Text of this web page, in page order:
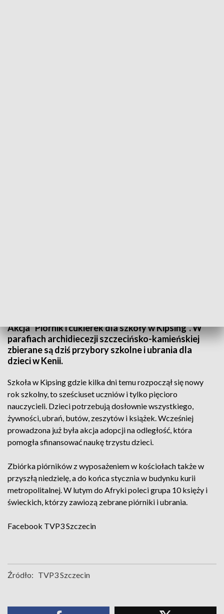
Akcja "Piórnik i cukierek dla szkoły w Kipsing". W
parafiach archidiecezji szczecińsko-kamieńskiej
zbierane są dziś przybory szkolne i ubrania dla
dzieci w Kenii.
Szkoła w Kipsing gdzie kilka dni temu rozpoczął się nowy
rok szkolny, to sześciuset uczniów i tylko pięcioro
nauczycieli. Dzieci potrzebują dosłownie wszystkiego,
żywności, ubrań, butów, zeszytów i książek. Wcześniej
prowadzona już była akcja adopcji na odległość, która
pomogła sfinansować naukę trzystu dzieci.
Zbiórka piórników z wyposażeniem w kościołach także w
przyszłą niedzielę, a do końca stycznia w budynku kurii
metropolitalnej. W lutym do Afryki poleci grupa 10 księży i
świeckich, którzy zawiozą zebrane piórniki i ubrania.
Facebook TVP3 Szczecin
Źródło: TVP3 Szczecin